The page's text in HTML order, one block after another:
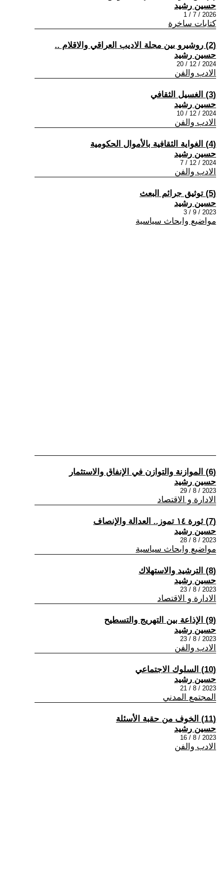
حسين رشيد
2026 / 7 / 1
كتابات ساخرة
(2) روشيرو بين مجلة الاديب العراقي والاقلام ..
حسين رشيد
2024 / 12 / 20
الادب والفن
(3) الغسيل الثقافي
حسين رشيد
2024 / 12 / 10
الادب والفن
(4) الغواية الثقافية بالأموال الحكومية
حسين رشيد
2024 / 12 / 7
الادب والفن
(5) توثيق جرائم البعث
حسين رشيد
2023 / 9 / 3
مواضيع وابحاث سياسية
(6) الموازنة والتوازن في الإنفاق والاستثمار
حسين رشيد
2023 / 8 / 29
الادارة و الاقتصاد
(7) ثورة ١٤ تموز.. العدالة والإنصاف
حسين رشيد
2023 / 8 / 28
مواضيع وابحاث سياسية
(8) الترشيد والاستهلاك
حسين رشيد
2023 / 8 / 23
الادارة و الاقتصاد
(9) الإذاعة بين التهريج والتسطيح
حسين رشيد
2023 / 8 / 23
الادب والفن
(10) السلوك الاجتماعي
حسين رشيد
2023 / 8 / 21
المجتمع المدني
(11) الخوف من حقبة الأسئلة
حسين رشيد
2023 / 8 / 16
الادب والفن